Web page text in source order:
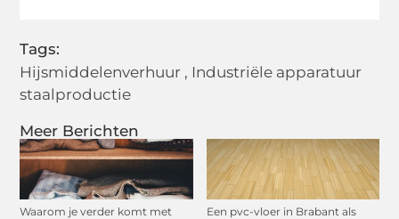
Meer Berichten
Waarom je verder komt met
Een pvc-vloer in Brabant als
Tags:
Hijsmiddelenverhuur , Industriële apparatuur
staalproductie